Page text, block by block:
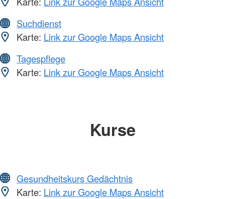
Suchdienst
Karte: Link zur Google Maps Ansicht
Tagespflege
Karte: Link zur Google Maps Ansicht
Kurse
Gesundheitskurs Gedächtnis
Karte: Link zur Google Maps Ansicht